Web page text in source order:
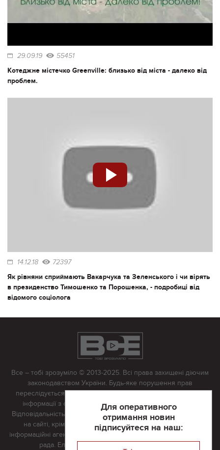
29.09.19 55451
Котеджне містечко Greenville: близько від міста - далеко від
проблем.
14.12.18 72397
Як рівняни сприймають Вакарчука та Зеленського і чи вірять
в президенство Тимошенко та Порошенка, - подробиці від
відомого соціолога
Для оперативного
отримання новин
підписуйтеся на наш:
Все – тобі зрозуміло © 2013-2025. Всі права захищені діючим
законодавством України. Будь-яке порушення прав
переслідується в судовому порядку. Будь-яке відтворення
інформації з сайту тільки з письмово дозволу редакції.
Відповідальність за достовірність усіх матеріалів, розміщених
на сайті, крім матеріалів, які містять посилання на інші
інформаційні агентства або інтернет-видання, несе редакційна
рада. Електронна пошта: